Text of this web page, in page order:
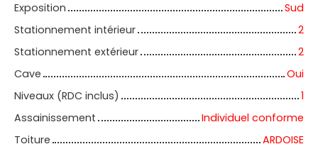
Exposition
Sud
Stationnement intérieur
2
Stationnement extérieur
2
Cave
Oui
Niveaux (RDC inclus)
1
Assainissement
Individuel conforme
Toiture
ARDOISE